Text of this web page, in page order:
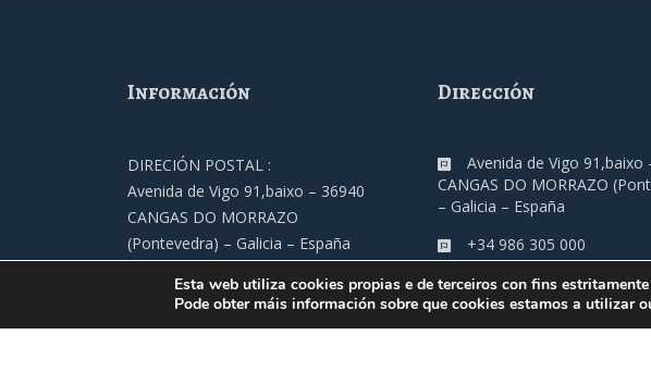
Información
DIRECIÓN POSTAL :
Avenida de Vigo 91,baixo – 36940
CANGAS DO MORRAZO
(Pontevedra) – Galicia – España
+34 986 305 000
Dirección
Avenida de Vigo 91,baixo
CANGAS DO MORRAZO
– Galicia – España
+34 986 305 000
fecimo@fecimo.es
Esta web utiliza cookies propias e de terceiros con fins
Pode obter máis información sobre que cookies estamos a utilizar